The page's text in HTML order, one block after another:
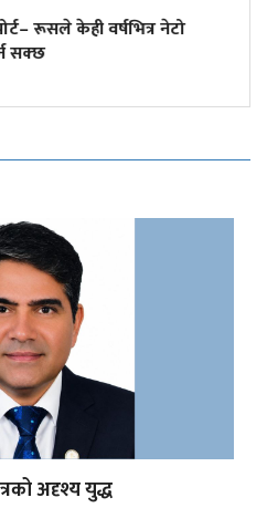
अनलाइन होइन, जताततै
अदृश्य युद्ध